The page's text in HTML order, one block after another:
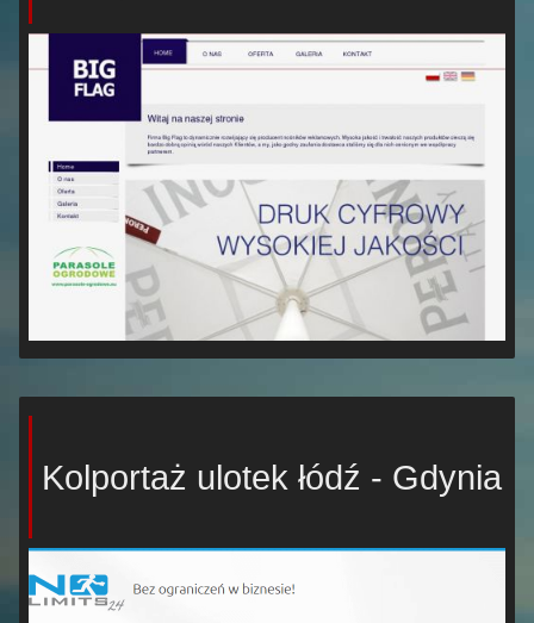
Kolportaż ulotek łódź - Gdynia